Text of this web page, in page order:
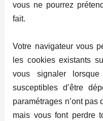
vous ne pourrez
fait.
Votre navigateur vous
les cookies existants
vous signaler
susceptibles d’être
paramétrages n’ont pas
mais vous font perdre